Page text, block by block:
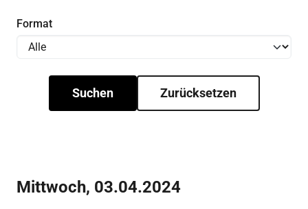
Format
Suchen Zurücksetzen
Mittwoch, 03.04.2024